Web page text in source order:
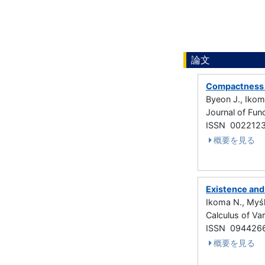
論文
Byeon J.,
Journal of
ISSN
概要を見る
Existence
Ikoma N.,
Calculus of
ISSN
概要を見る